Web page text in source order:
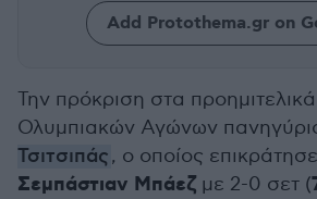
Add Protothema.gr on
Την πρόκριση στα
Ολυμπιακών Αγώνων
Τσιτσιπάς, ο οποίος
Σεμπάστιαν Μπάεζ με 2-0 σετ (